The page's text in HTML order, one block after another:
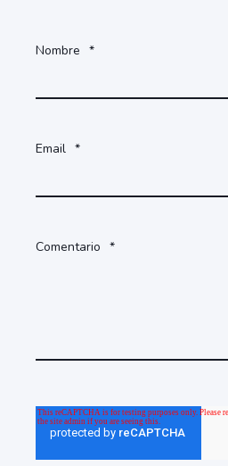
Nombre *
Email *
Comentario *